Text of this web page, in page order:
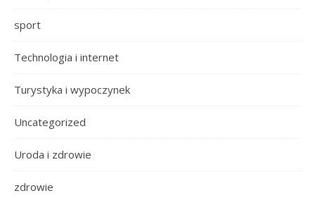
sport
Technologia i internet
Turystyka i wypoczynek
Uncategorized
Uroda i zdrowie
zdrowie